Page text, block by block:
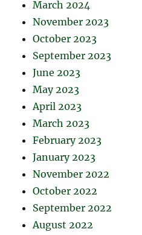
March 2024
November 2023
October 2023
September 2023
June 2023
May 2023
April 2023
March 2023
February 2023
January 2023
November 2022
October 2022
September 2022
August 2022